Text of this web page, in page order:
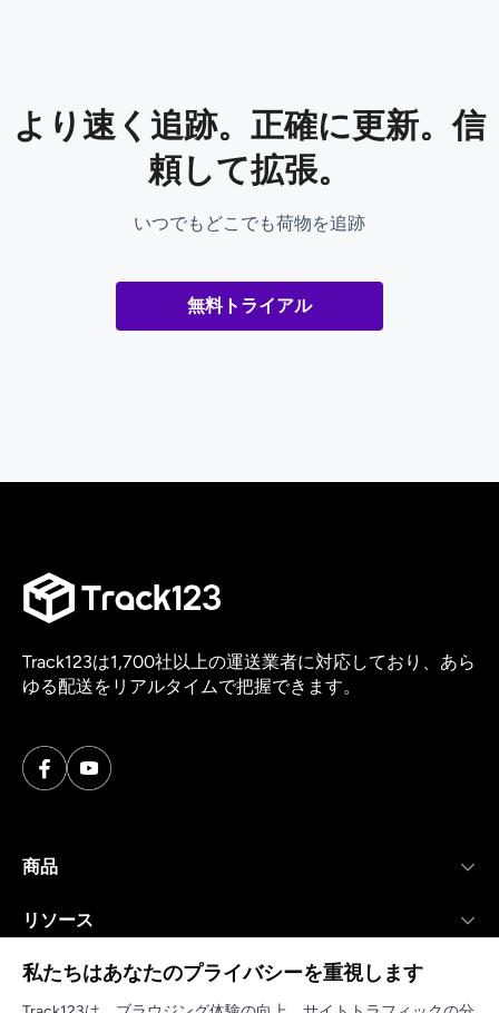
より速く追跡。正確に更新。信
頼して拡張。
いつでもどこでも荷物を追跡
無料トライアル
Track123は1,700社以上の運送業者に対応しており、あら
ゆる配送をリアルタイムで把握できます。
商品
リソース
会社
私たちはあなたのプライバシーを重視します